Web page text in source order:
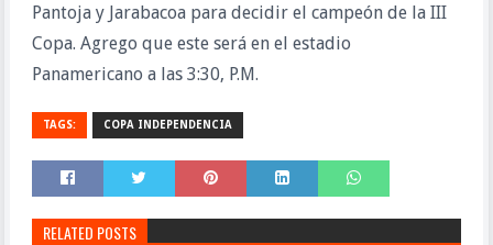
Pantoja y Jarabacoa para decidir el campeón de la III
Copa. Agrego que este será en el estadio
Panamericano a las 3:30, P.M.
TAGS: COPA INDEPENDENCIA
RELATED POSTS